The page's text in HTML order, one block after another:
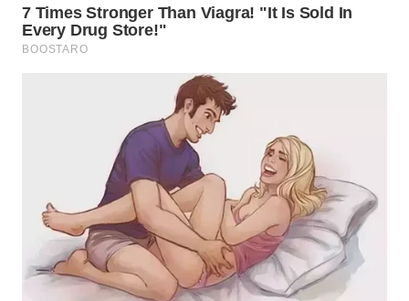
SUMEDANG
WN
WN
TANGERANG
WN